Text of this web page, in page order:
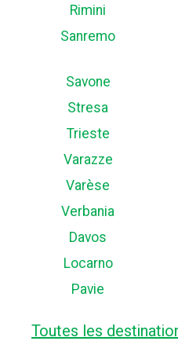
Rimini
Sanremo
Savone
Stresa
Trieste
Varazze
Varèse
Verbania
Davos
Locarno
Pavie
Toutes les